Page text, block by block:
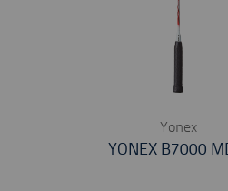
Yonex
YONEX B7000